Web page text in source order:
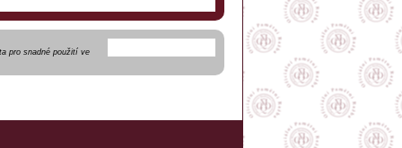
pro snadné použití ve